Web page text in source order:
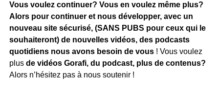
Vous voulez continuer? Vous en voulez même plus?
Alors pour continuer et nous développer, avec un
nouveau site sécurisé, (SANS PUBS pour ceux qui le
souhaiteront) de nouvelles vidéos, des podcasts
quotidiens nous avons besoin de vous ! Vous voulez
plus de vidéos Gorafi, du podcast, plus de contenus?
Alors n’hésitez pas à nous soutenir !